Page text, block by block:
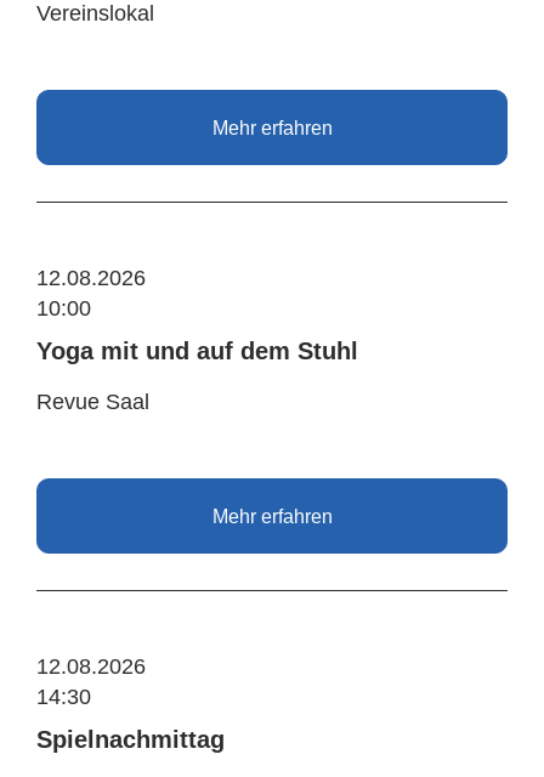
Vereinslokal
Mehr erfahren
12.08.2026
10:00
Yoga mit und auf dem Stuhl
Revue Saal
Mehr erfahren
12.08.2026
14:30
Spielnachmittag